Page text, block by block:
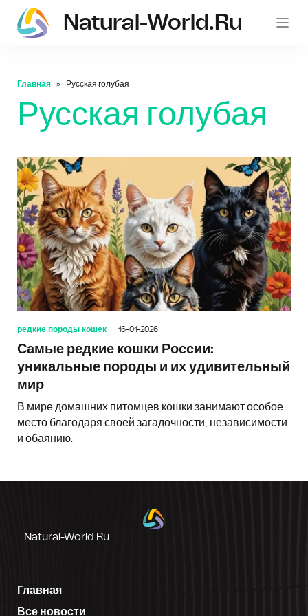
Natural-World.ru
Главная Русская голубая
Русская голубая
редкие породы кошек 16-01-2026
Самые редкие кошки России:
уникальные породы и их удивительный
мир
В мире домашних питомцев кошки занимают особое
место благодаря своей загадочности, независимости
и обаянию.
Natural-World.ru
Главная
Все новости